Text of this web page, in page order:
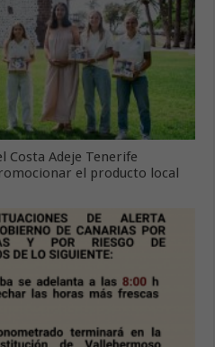
Costa Adeje Tenerife
el producto local